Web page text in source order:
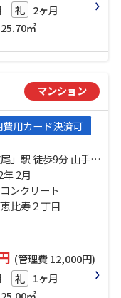
礼 2ヶ月
㎡
マンション
費用カード決済可
駅 徒歩9分 山手線
南北線「白
20分
2月
ンクリート
比寿２丁目
(管理費 12,000円)
礼 1ヶ月